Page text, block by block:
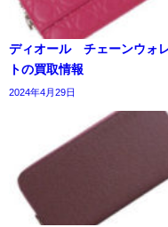
ディオール チェーンウォ
トの買取情報
2024年4月29日